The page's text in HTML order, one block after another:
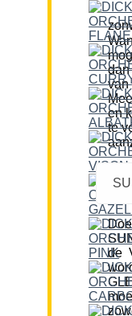
Ons
dan
van
en
te
de